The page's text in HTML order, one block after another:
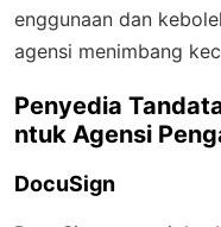
enggunaan dan
agensi menimbang
Penyedia
ntuk Agensi
DocuSign